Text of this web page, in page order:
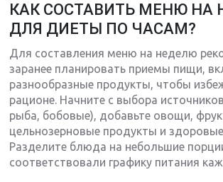
КАК СОСТАВИТЬ МЕНЮ НА
ДЛЯ ДИЕТЫ ПО ЧАСАМ?
Для составления меню на неделю
заранее планировать приемы пищи,
разнообразные продукты, чтобы
рационе. Начните с выбора
рыба, бобовые), добавьте овощи,
цельнозерновые продукты и
Разделите блюда на небольшие
соответствовали графику питания